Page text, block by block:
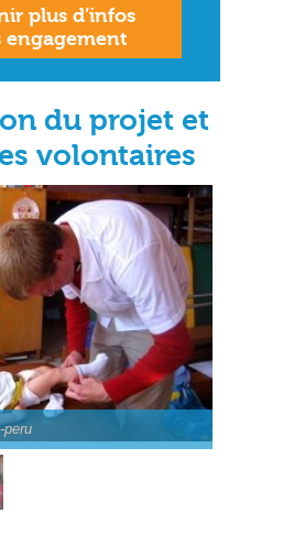
plus d’infos
engagement
du projet et
volontaires
peru